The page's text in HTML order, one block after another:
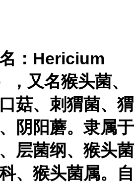
：Hericium
又名猴头菌、
菇、刺猬菌、猬
阴阳蘑。隶属于
层菌纲、猴头菌
、猴头菌属。自